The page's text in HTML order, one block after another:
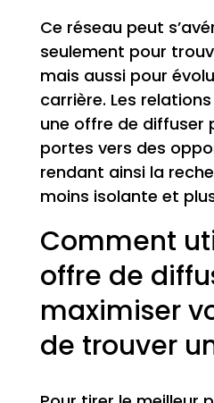
Ce réseau peut
seulement pour
mais aussi pour
carrière. Les
une offre de diffuser
portes vers des
rendant ainsi la
moins isolante et
Comment
offre de
maximiser
de trouver